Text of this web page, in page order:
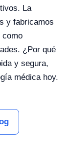
La
y fabricamos
como
¿Por qué
y segura,
médica hoy.